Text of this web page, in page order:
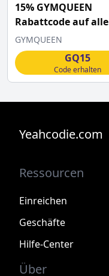
15% GYMQUEEN
Rabattcode auf alle
Produkte sichern
GYMQUEEN
GQ15
Code erhalten
Yeahcodie.com
Ressourcen
Einreichen
Geschäfte
Hilfe-Center
Über